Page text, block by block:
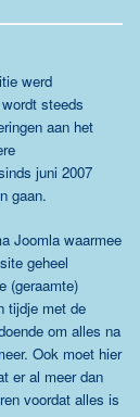
werd
steeds
aan het
juni 2007
gaan.
Joomla waarmee
geheel
(geraamte)
tijdje met de
om alles na
Ook moet hier
er al meer dan
voordat alles is